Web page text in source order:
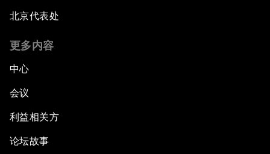
北京代表处
更多内容
中心
会议
利益相关方
论坛故事